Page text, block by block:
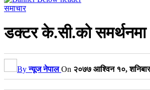
समाचार
डक्टर के.सी.को
Byन्यूज नेपाल On २०७७ आश्विन १०,